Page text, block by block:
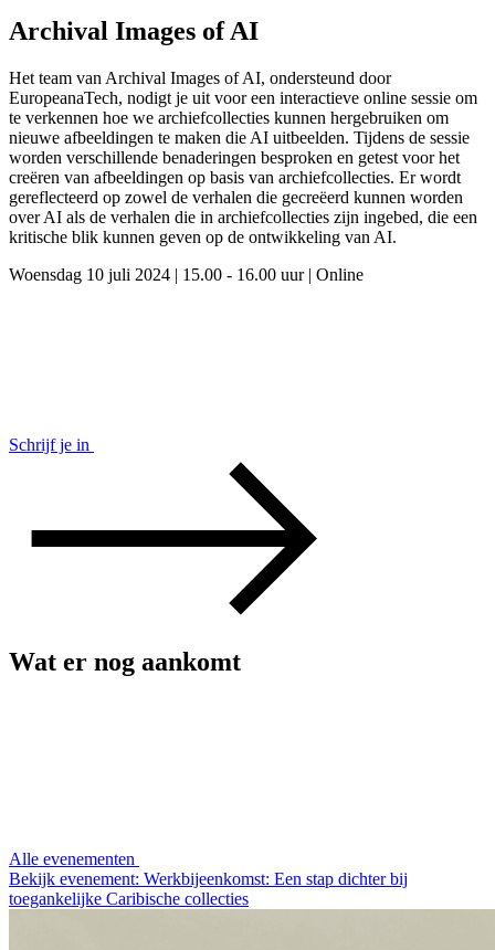
Archival Images of AI
Het team van Archival Images of AI, ondersteund door
EuropeanaTech, nodigt je uit voor een interactieve online sessie om
te verkennen hoe we archiefcollecties kunnen hergebruiken om
nieuwe afbeeldingen te maken die AI uitbeelden. Tijdens de sessie
worden verschillende benaderingen besproken en getest voor het
creëren van afbeeldingen op basis van archiefcollecties. Er wordt
gereflecteerd op zowel de verhalen die gecreëerd kunnen worden
over AI als de verhalen die in archiefcollecties zijn ingebed, die een
kritische blik kunnen geven op de ontwikkeling van AI.
Woensdag 10 juli 2024 | 15.00 - 16.00 uur | Online
Schrijf je in
Wat er nog aankomt
Alle evenementen
Bekijk evenement: Werkbijeenkomst: Een stap dichter bij
toegankelijke Caribische collecties